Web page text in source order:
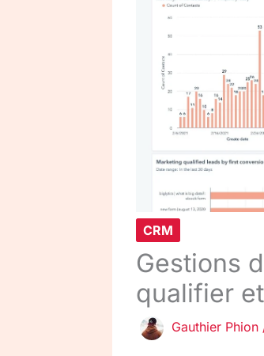
CRM
Gestions
qualifier
Gauthier Phion